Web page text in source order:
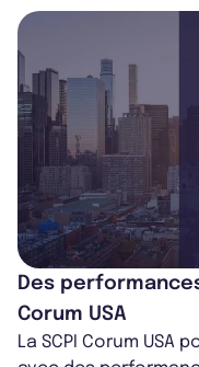
Des
Corum USA
La SCPI Corum